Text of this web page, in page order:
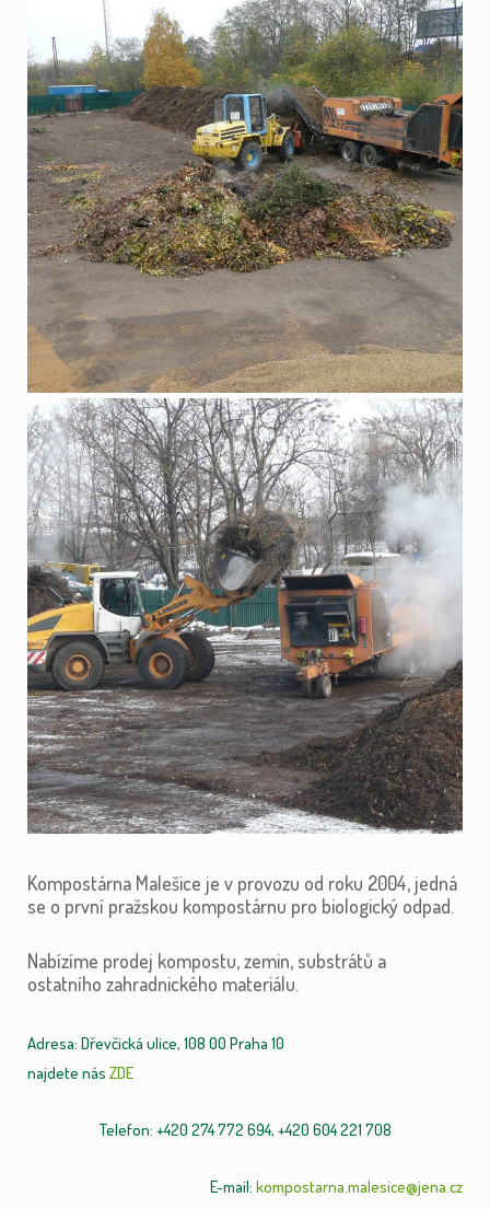
Kompostárna Malešice je v provozu od roku 2004, jedná
se o první pražskou kompostárnu pro biologický odpad.
Nabízíme prodej kompostu, zemin, substrátů a
ostatního zahradnického materiálu.
Adresa: Dřevčická ulice, 108 00 Praha 10
najdete nás ZDE
Telefon: +420 274 772 694, +420 604 221 708
E-mail:kompostarna.malesice@jena.cz